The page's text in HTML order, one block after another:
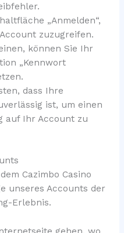
„Anmelden“,
zuzugreifen.
können Sie Ihr
„Kennwort
dass Ihre
ist, um einen
auf Ihr Account zu
Cazimbo Casino
unseres Accounts der
Erlebnis.